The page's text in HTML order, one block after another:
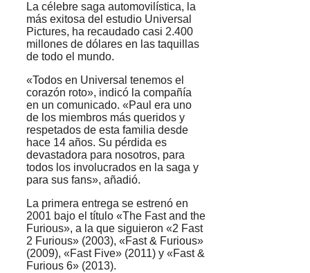
La célebre saga automovilística, la
más exitosa del estudio Universal
Pictures, ha recaudado casi 2.400
millones de dólares en las taquillas
de todo el mundo.
«Todos en Universal tenemos el
corazón roto», indicó la compañía
en un comunicado. «Paul era uno
de los miembros más queridos y
respetados de esta familia desde
hace 14 años. Su pérdida es
devastadora para nosotros, para
todos los involucrados en la saga y
para sus fans», añadió.
La primera entrega se estrenó en
2001 bajo el título «The Fast and the
Furious», a la que siguieron «2 Fast
2 Furious» (2003), «Fast & Furious»
(2009), «Fast Five» (2011) y «Fast &
Furious 6» (2013).